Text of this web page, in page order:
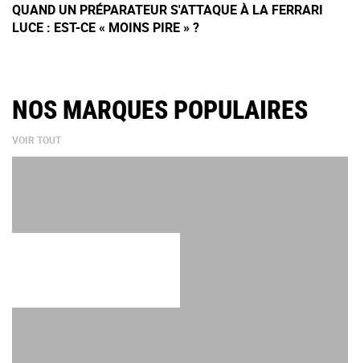
QUAND UN PRÉPARATEUR S'ATTAQUE À LA FERRARI
LUCE : EST-CE « MOINS PIRE » ?
NOS MARQUES POPULAIRES
VOIR TOUT